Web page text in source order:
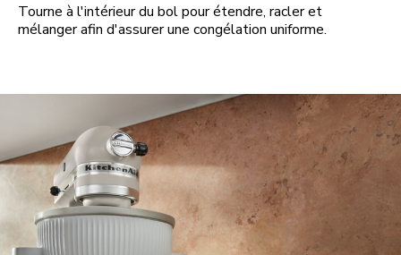
Tourne à l'intérieur du bol pour étendre, racler et
mélanger afin d'assurer une congélation uniforme.